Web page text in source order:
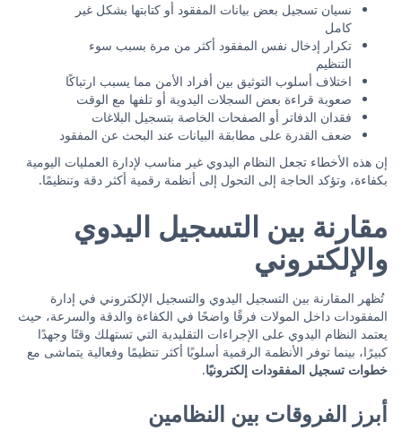
نسيان تسجيل بعض بيانات المفقود أو كتابتها بشكل غير
كامل
تكرار إدخال نفس المفقود أكثر من مرة بسبب سوء
التنظيم
اختلاف أسلوب التوثيق بين أفراد الأمن مما يسبب ارتباكًا
صعوبة قراءة بعض السجلات اليدوية أو تلفها مع الوقت
فقدان الدفاتر أو الصفحات الخاصة بتسجيل البلاغات
ضعف القدرة على مطابقة البيانات عند البحث عن المفقود
إن هذه الأخطاء تجعل النظام اليدوي غير مناسب لإدارة العمليات اليومية
بكفاءة، وتؤكد الحاجة إلى التحول إلى أنظمة رقمية أكثر دقة وتنظيمًا.
مقارنة بين التسجيل اليدوي
والإلكتروني
تُظهر المقارنة بين التسجيل اليدوي والتسجيل الإلكتروني في إدارة
المفقودات داخل المولات فرقًا واضحًا في الكفاءة والدقة والسرعة، حيث
يعتمد النظام اليدوي على الإجراءات التقليدية التي تستهلك وقتًا وجهدًا
كبيرًا، بينما توفر الأنظمة الرقمية أسلوبًا أكثر تنظيمًا وفعالية يتماشى مع
خطوات تسجيل المفقودات إلكترونيًا.
أبرز الفروقات بين النظامين